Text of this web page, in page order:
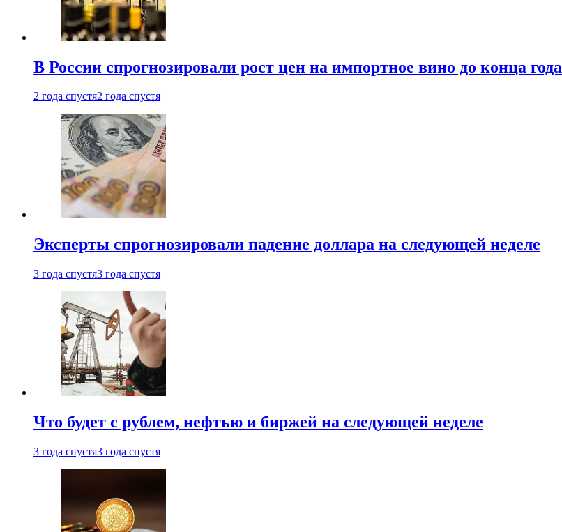
В России спрогнозировали рост цен на импортное вино до конца года
2 года спустя2 года спустя
Эксперты спрогнозировали падение доллара на следующей неделе
3 года спустя3 года спустя
Что будет с рублем, нефтью и биржей на следующей неделе
3 года спустя3 года спустя